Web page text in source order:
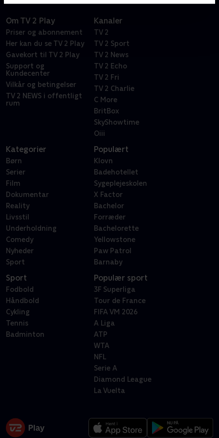
Om TV 2 Play
Priser og abonnement
Her kan du se TV 2 Play
Gavekort til TV 2 Play
Support og
Kundecenter
Vilkår og betingelser
TV 2 NEWS i offentligt
rum
Kanaler
TV 2
TV 2 Sport
TV 2 News
TV 2 Echo
TV 2 Fri
TV 2 Charlie
C More
BritBox
SkyShowtime
Oiii
Kategorier
Børn
Serier
Film
Dokumentar
Reality
Livsstil
Underholdning
Comedy
Nyheder
Sport
Populært
Klovn
Badehotellet
Sygeplejeskolen
X Factor
Bachelor
Forræder
Bachelorette
Yellowstone
Paw Patrol
Barnaby
Sport
Fodbold
Håndbold
Cykling
Tennis
Badminton
Populær sport
3F Superliga
Tour de France
FIFA VM 2026
A Liga
ATP
WTA
NFL
Serie A
Diamond League
La Vuelta